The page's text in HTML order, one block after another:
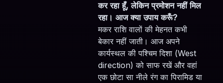
कर रहा हूँ, लेकिन प्रमोशन नहीं मिल
रहा। आज क्या उपाय करूँ?
मकर राशि वालों की मेहनत कभी
बेकार नहीं जाती। आज अपने
कार्यस्थल की पश्चिम दिशा (West
direction) को साफ रखें और वहां
एक छोटा सा नीले रंग का पिरामिड या